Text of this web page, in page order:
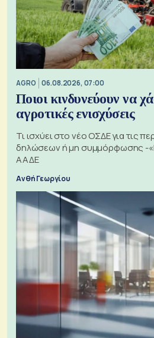
AGRO 06.08.2026, 07:00
Ποιοι κινδυνεύουν να
αγροτικές ενισχύσεις
Τι ισχύει στο νέο ΟΣΔΕ για τις
δηλώσεων ή μη συμμόρφωσης -
ΑΑΔΕ
Ανθή Γεωργίου